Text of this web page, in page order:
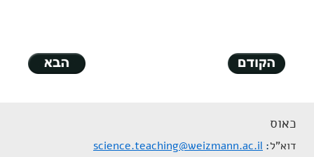
כאוס
דוא"ל science.teaching@weizmann.ac.il